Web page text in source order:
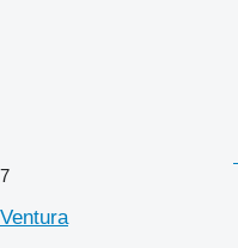
7
Ventura